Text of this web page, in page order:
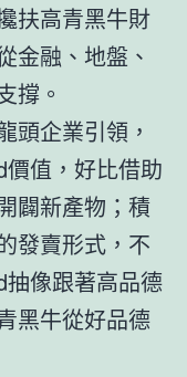
扶高青黑牛財
金融、地盤、
撐。
頭企業引領，
值，好比借助
闢新產物；積
發賣形式，不
像跟著高品德
黑牛從好品德